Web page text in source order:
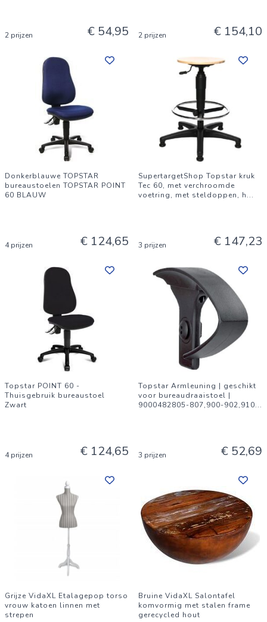
2 prijzen € 54,95 2 prijzen € 154,10
Donkerblauwe TOPSTAR
bureaustoelen TOPSTAR POINT
60 BLAUW
4 prijzen € 124,65
SupertargetShop Topstar kruk
Tec 60, met verchroomde
voetring, met steldoppen, h...
3 prijzen € 147,23
Topstar POINT 60 -
Thuisgebruik bureaustoel
Zwart
4 prijzen € 124,65
Topstar Armleuning | geschikt
voor bureaudraaistoel |
9000482805-807,900-902,910...
3 prijzen € 52,69
Grijze VidaXL Etalagepop torso
vrouw katoen linnen met
strepen
Bruine VidaXL Salontafel
komvormig met stalen frame
gerecycled hout